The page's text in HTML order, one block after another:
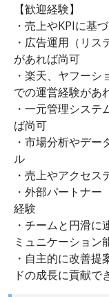
【歓迎経験】
・売上やKPIに基
・広告運用（リ
があれば尚可
・楽天、ヤフーシ
での運営経験があ
・一元管理シス
ば尚可
・市場分析やデ
ル
・売上やアクセ
・外部パートナ
経験
・チームと円滑
ミュニケーション
・自主的に改善
ドの成長に貢献で